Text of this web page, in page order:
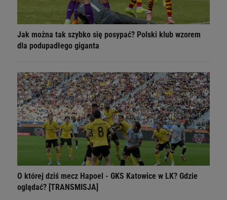
Jak można tak szybko się posypać? Polski klub wzorem
dla podupadłego giganta
O której dziś mecz Hapoel - GKS Katowice w LK? Gdzie
oglądać? [TRANSMISJA]